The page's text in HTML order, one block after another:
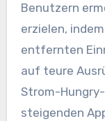
Benutzern
erzielen,
entfernten
auf teure
Strom-
steigenden